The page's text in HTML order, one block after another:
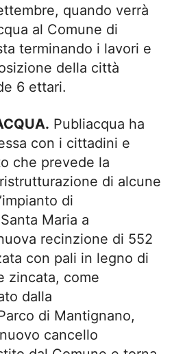
quando verrà
al Comune di
terminando i lavori e
della città
6 ettari.
Publiacqua ha
con i cittadini e
che prevede la
di alcune
di
Maria a
recinzione di 552
con pali in legno di
zincata, come
dalla
di Mantignano,
cancello